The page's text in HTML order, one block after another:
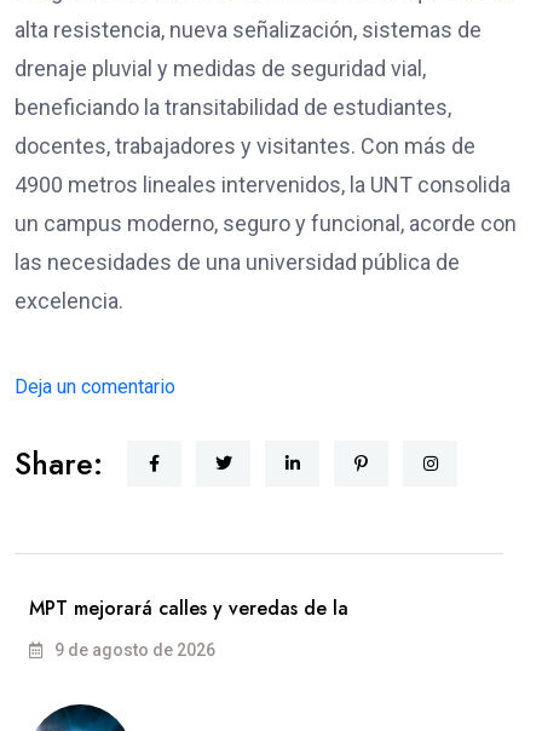
alta resistencia, nueva señalización, sistemas de
drenaje pluvial y medidas de seguridad vial,
beneficiando la transitabilidad de estudiantes,
docentes, trabajadores y visitantes. Con más de
4900 metros lineales intervenidos, la UNT consolida
un campus moderno, seguro y funcional, acorde con
las necesidades de una universidad pública de
excelencia.
Deja un comentario
Share:
MPT mejorará calles y veredas de la
9 de agosto de 2026